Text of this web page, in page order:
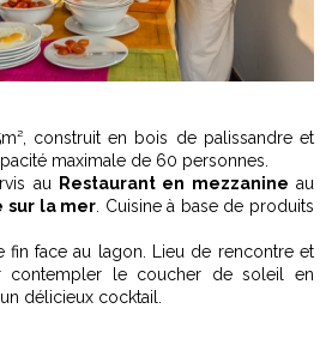
construit en bois de palissandre et
maximale de 60 personnes.
au Restaurant en mezzanine au
sur la mer. Cuisine à base de produits
fin face au lagon. Lieu de rencontre et
contempler le coucher de soleil en
délicieux cocktail.